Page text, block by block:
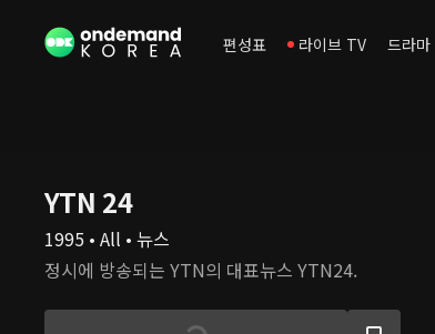
편성표 라이브 TV 드라마
YTN 24
1995 • All • 뉴스
정시에 방송되는 YTN의 대표뉴스 YTN24.